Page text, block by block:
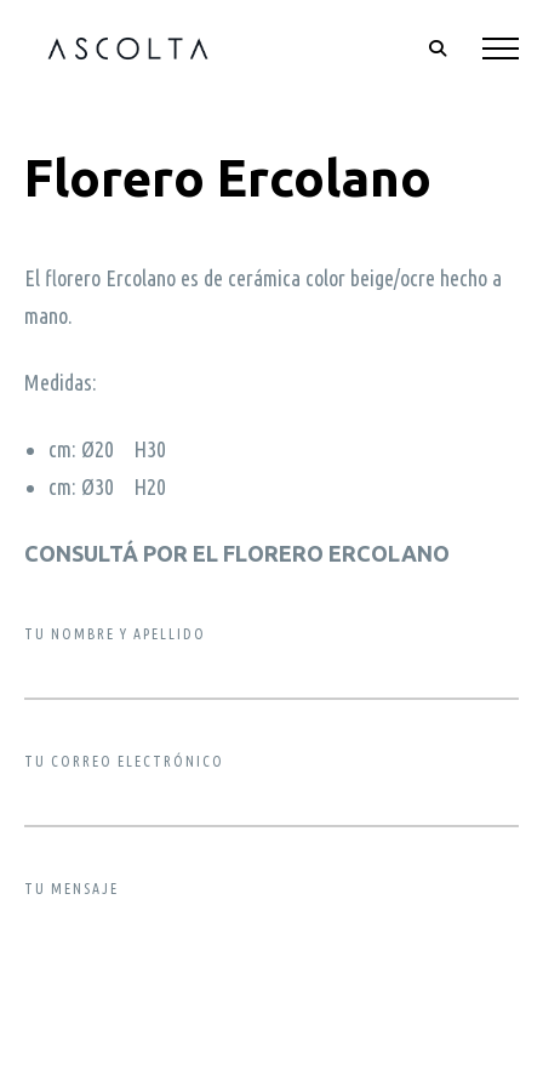
Florero Ercolano
El florero Ercolano es de cerámica color beige/ocre hecho a
mano.
Medidas:
cm: Ø20 H30
cm: Ø30 H20
CONSULTÁ POR EL FLORERO ERCOLANO
TU NOMBRE Y APELLIDO
TU CORREO ELECTRÓNICO
TU MENSAJE